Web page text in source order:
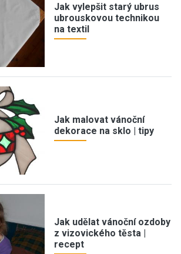
Jak vylepšit starý ubrus
ubrouskovou technikou
na textil
Jak malovat vánoční
dekorace na sklo | tipy
Jak udělat vánoční ozdoby
z vizovického těsta |
recept